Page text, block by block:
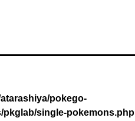
pokego-
pkglab/single-pokemons.php